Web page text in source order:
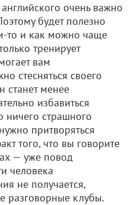
очень важно
будет полезно
то и как можно чаще
тренирует
вам
стесняться своего
станет менее
избавиться
ничего страшного
притворяться
того, что вы говорите
— уже повод
человека
не получается,
разговорные клубы.